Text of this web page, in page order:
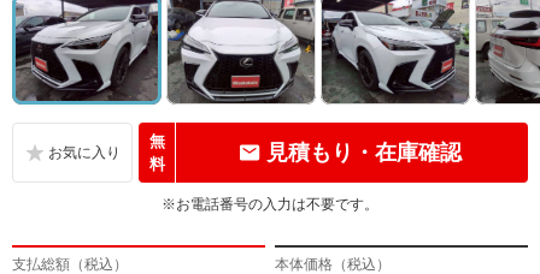
無
料
見積もり・在庫確認
※お電話番号の入力は不要です。
支払総額（税込） 本体価格（税込）